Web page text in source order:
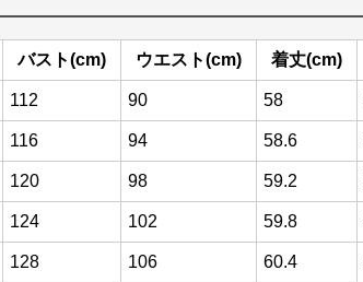
バスト(cm) ウエスト(cm) 着丈(cm)
112 90 58
116 94 58.6
120 98 59.2
124 102 59.8
128 106 60.4